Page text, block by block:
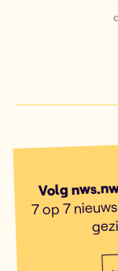
Volg
7 op 7